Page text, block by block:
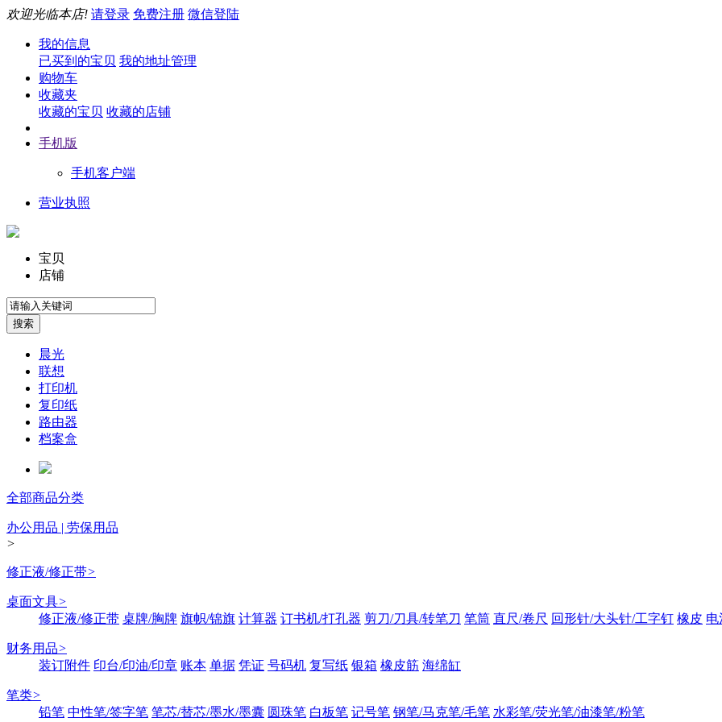
欢迎光临本店! 请登录 免费注册 微信登陆
我的信息
已买到的宝贝 我的地址管理
购物车
收藏夹
收藏的宝贝 收藏的店铺
手机版
手机客户端
营业执照
宝贝
店铺
晨光
联想
打印机
复印纸
路由器
档案盒
全部商品分类
办公用品 | 劳保用品
>
修正液/修正带>
桌面文具>
修正液/修正带 桌牌/胸牌 旗帜/锦旗 计算器 订书机/打孔器 剪刀/刀具/转笔刀 笔筒 直尺/卷尺 回形针/大头针/工字钉 橡皮 电
财务用品>
装订附件 印台/印油/印章 账本 单据 凭证 号码机 复写纸 银箱 橡皮筋 海绵缸
笔类>
铅笔 中性笔/签字笔 笔芯/替芯/墨水/墨囊 圆珠笔 白板笔 记号笔 钢笔/马克笔/毛笔 水彩笔/荧光笔/油漆笔/粉笔